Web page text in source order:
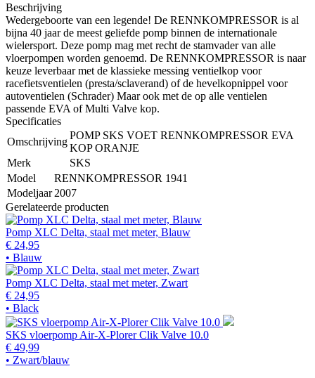
Beschrijving
Wedergeboorte van een legende! De RENNKOMPRESSOR is al
bijna 40 jaar de meest geliefde pomp binnen de internationale
wielersport. Deze pomp mag met recht de stamvader van alle
vloerpompen worden genoemd. De RENNKOMPRESSOR is naar
keuze leverbaar met de klassieke messing ventielkop voor
racefietsventielen (presta/sclaverand) of de hevelkopnippel voor
autoventielen (Schrader) Maar ook met de op alle ventielen
passende EVA of Multi Valve kop.
Specificaties
Omschrijving
POMP SKS VOET RENNKOMPRESSOR EVA
KOP ORANJE
Merk
SKS
Model
RENNKOMPRESSOR 1941
Modeljaar 2007
Gerelateerde producten
Pomp XLC Delta, staal met meter, Blauw
€ 24,95
• Blauw
Pomp XLC Delta, staal met meter, Zwart
€ 24,95
• Black
SKS vloerpomp Air-X-Plorer Clik Valve 10.0
€ 49,99
• Zwart/blauw